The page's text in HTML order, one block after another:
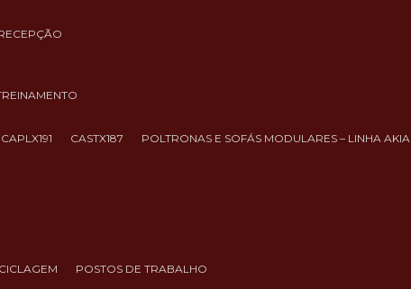
RECEPÇÃO
TREINAMENTO
CAPLX191 CASTX187 POLTRONAS E SOFÁS MODULARES – LINHA AKIA
POSTOS DE TRABALHO